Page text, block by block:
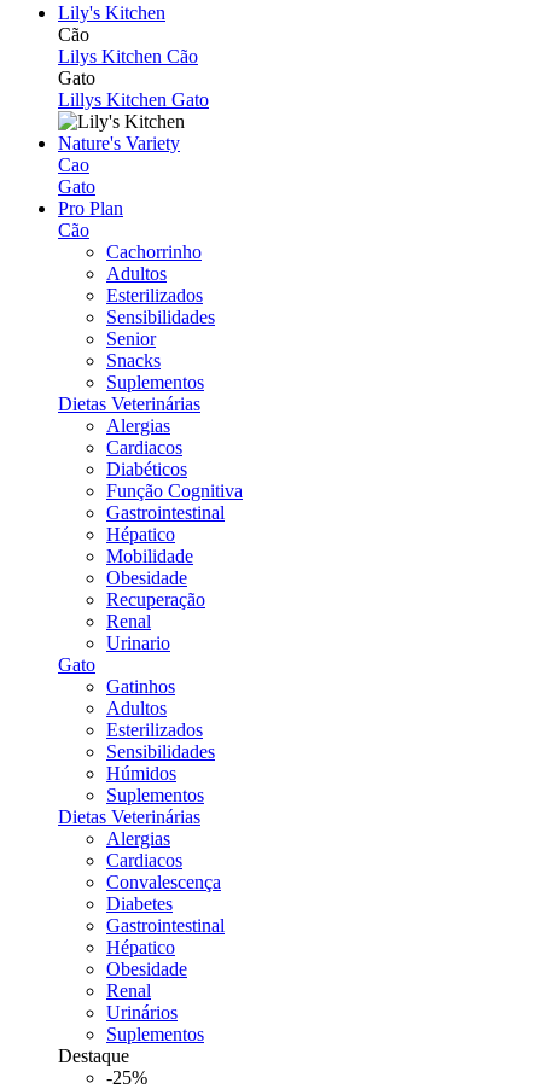
Lily's Kitchen
Cão
Lilys Kitchen Cão
Gato
Lillys Kitchen Gato
Nature's Variety
Cao
Gato
Pro Plan
Cão
Cachorrinho
Adultos
Esterilizados
Sensibilidades
Senior
Snacks
Suplementos
Dietas Veterinárias
Alergias
Cardiacos
Diabéticos
Função Cognitiva
Gastrointestinal
Hépatico
Mobilidade
Obesidade
Recuperação
Renal
Urinario
Gato
Gatinhos
Adultos
Esterilizados
Sensibilidades
Húmidos
Suplementos
Dietas Veterinárias
Alergias
Cardiacos
Convalescença
Diabetes
Gastrointestinal
Hépatico
Obesidade
Renal
Urinários
Suplementos
Destaque
-25%